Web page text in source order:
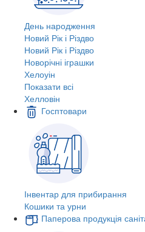
День народження
Новий Рік і Різдво
Новий Рік і Різдво
Новорічні іграшки
Хелоуін
Показати всі
Хелловін
Госптовари
Інвентар для прибирання
Кошики та урни
Паперова продукція